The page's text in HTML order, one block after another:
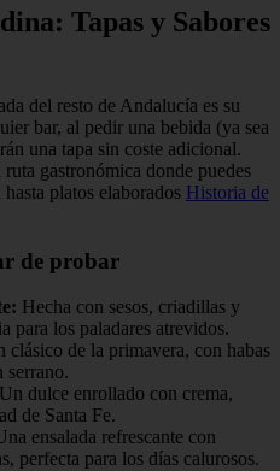
Tapas y Sabores
del resto de Andalucía es su
bar, al pedir una bebida (ya sea
una tapa sin coste adicional.
gastronómica donde puedes
platos elaborados Historia de
de probar
Hecha con sesos, criadillas y
para los paladares atrevidos.
clásico de la primavera, con habas
serrano.
Un dulce enrollado con crema,
de Santa Fe.
ensalada refrescante con
perfecta para los días calurosos.